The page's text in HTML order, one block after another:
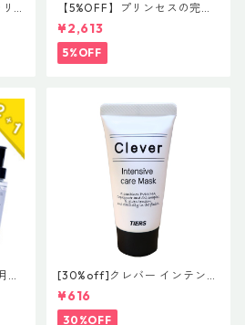
【5%OFF】プリンセスの完璧
ヘアケア 【レブロン プロフ
ェッショナル イクエイブ キッ
ズ プリンセスルックディタン
グリング コンディショナー】
¥2,613
5%OFF
末
#
[30%off]クレバー インテンシ
ブ ケア マスク 30g 希望小売
価格 ¥800 (税抜)
¥616
30%OFF